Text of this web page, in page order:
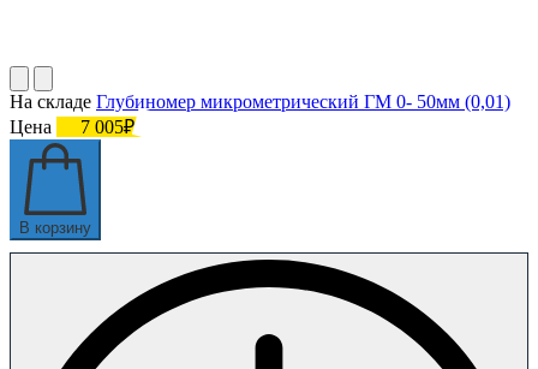
На складе Глубиномер микрометрический ГМ 0- 50мм (0,01)
Цена
7 005₽
В корзину